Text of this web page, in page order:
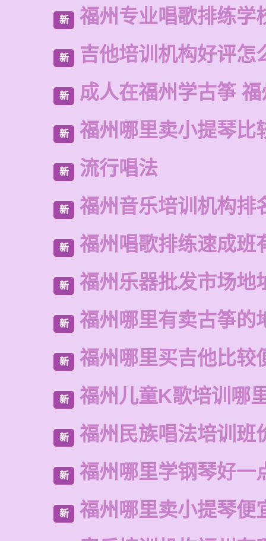
新 福州专业唱歌排练学
新 吉他培训机构好评怎
新 成人在福州学古筝
新 福州哪里卖小提琴比
新 流行唱法
新 福州音乐培训机构排
新 福州唱歌排练速成班
新 福州乐器批发市场地
新 福州哪里有卖古筝的
新 福州哪里买吉他比较
新 福州儿童K歌培训哪
新 福州民族唱法培训班
新 福州哪里学钢琴好一
新
福州哪里卖小提琴便